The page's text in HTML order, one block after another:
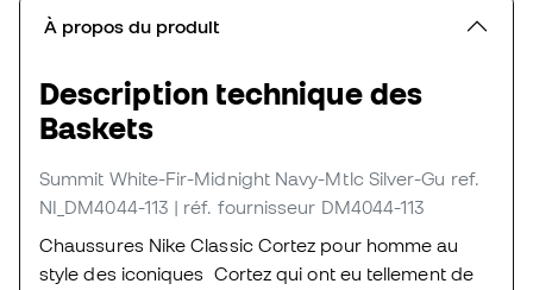
À propos du produit
Description technique des
Baskets
Summit White-Fir-Midnight Navy-Mtlc Silver-Gu ref.
NI_DM4044-113 | réf. fournisseur DM4044-113
Chaussures Nike Classic Cortez pour homme au
style des iconiques Cortez qui ont eu tellement de